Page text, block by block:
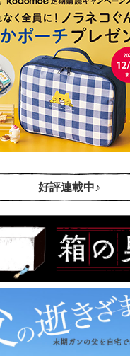
好評連載中♪